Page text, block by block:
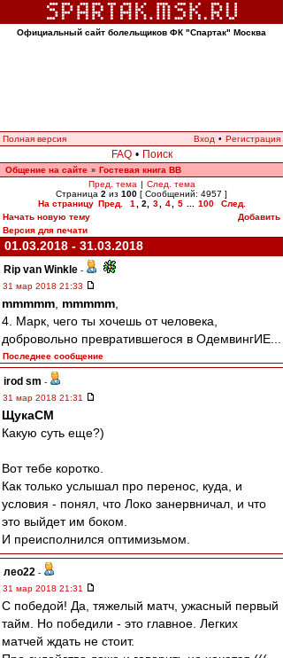
Официальный сайт болельщиков ФК "Спартак" Москва
Полная версия Вход • Регистрация
FAQ • Поиск
Общение на сайте » Гостевая книга ВВ
Пред. тема | След. тема
Страница 2 из 100 [ Сообщений: 4957 ]
На страницу Пред. 1 2 3 4 5 100
След.
Начать новую тему
Добавить
Версия для печати
01.03.2018 - 31.03.2018
Rip van Winkle -
31 мар 2018 21:33
mmmmm mmmmm
4. Марк, чего ты хочешь от человека,
добровольно превратившегося в ОдемвингИЕ...
Последнее сообщение
irod sm -
31 мар 2018 21:31
ЩукаСМ
Какую суть еще?)
Вот тебе коротко.
Как только услышал про перенос, куда, и
условия - понял, что Локо занервничал, и что
это выйдет им боком.
И преисполнился оптимизьмом.
лео22 -
31 мар 2018 21:31
С победой! Да, тяжелый матч, ужасный первый
тайм. Но победили - это главное. Легких
матчей ждать не стоит.